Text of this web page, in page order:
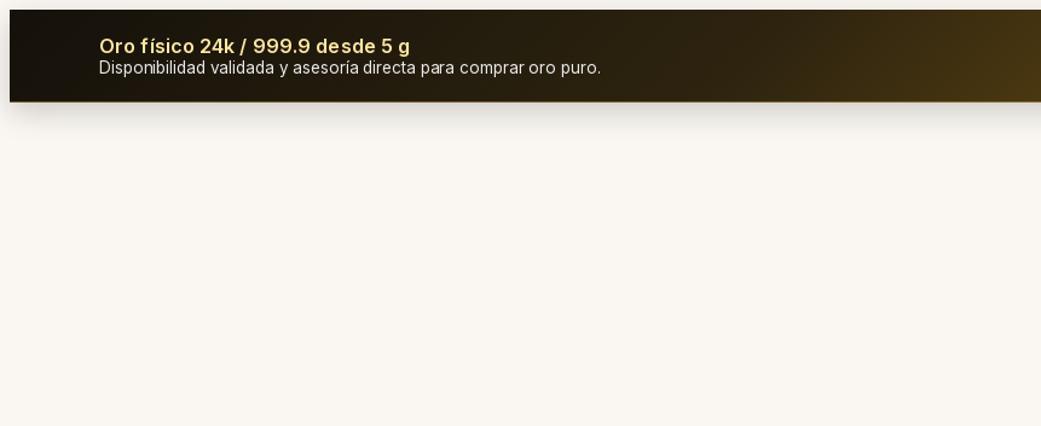
Oro físico 24k / 999.9 desde 5 g
Disponibilidad validada y asesoría directa para comprar oro puro.